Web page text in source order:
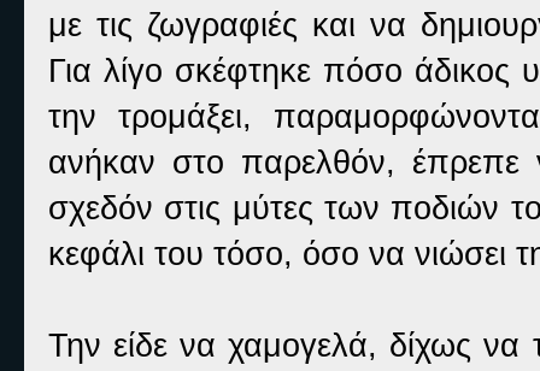
με τις ζωγραφιές και να
Για λίγο σκέφτηκε πόσο
την τρομάξει,
ανήκαν στο παρελθόν, έπρεπε
σχεδόν στις μύτες των ποδιών
κεφάλι του τόσο, όσο να νιώσει
Την είδε να χαμογελά, δίχως να